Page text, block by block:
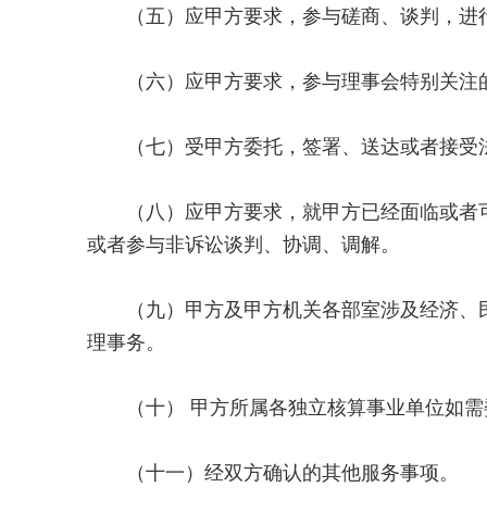
（五）应甲方要求，参与磋商、谈判，进
（六）应甲方要求，参与理事会特别关注
（七）受甲方委托，签署、送达或者接受
（八）应甲方要求，就甲方已经面临或者
或者参与非诉讼谈判、协调、调解。
（九）甲方及甲方机关各部室涉及经济、
理事务。
（十） 甲方所属各独立核算事业单位如需
（十一）经双方确认的其他服务事项。